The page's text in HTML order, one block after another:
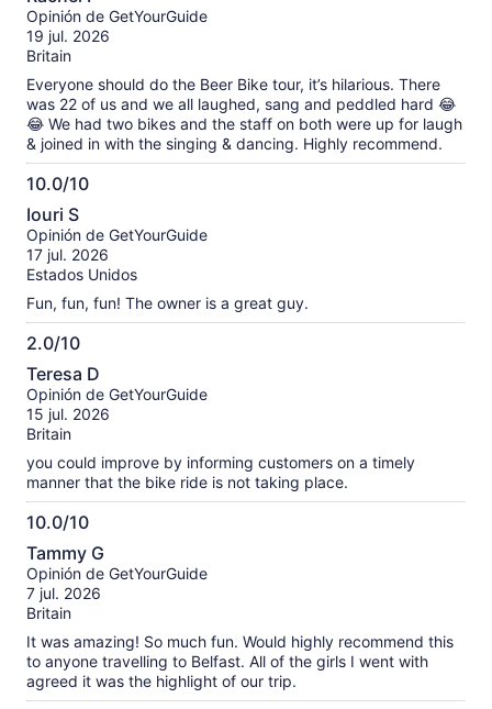
sobre
nuestras
opiniones
de
10
Opinión de GetYourGuide
19 jul. 2026
Britain
Everyone should do the Beer Bike tour, it’s hilarious. There
was 22 of us and we all laughed, sang and peddled hard 😂
😂 We had two bikes and the staff on both were up for laugh
& joined in with the singing & dancing. Highly recommend.
10.0/10
10.0
de
10
Iouri S
Opinión de GetYourGuide
17 jul. 2026
Estados Unidos
Fun, fun, fun! The owner is a great guy.
2.0/10
2.0
de
10
Teresa D
Opinión de GetYourGuide
15 jul. 2026
Britain
you could improve by informing customers on a timely
manner that the bike ride is not taking place.
10.0/10
10.0
de
10
Tammy G
Opinión de GetYourGuide
7 jul. 2026
Britain
It was amazing! So much fun. Would highly recommend this
to anyone travelling to Belfast. All of the girls I went with
agreed it was the highlight of our trip.